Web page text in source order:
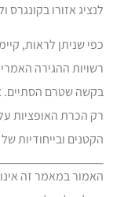
לנציג אזורו
כפי שניתן לראות,
רשויות ההגירה
בקשה שטרם הסתיים.
רק הכרת האופציות
הקטנים ובייחודיות
האמור במאמר זה